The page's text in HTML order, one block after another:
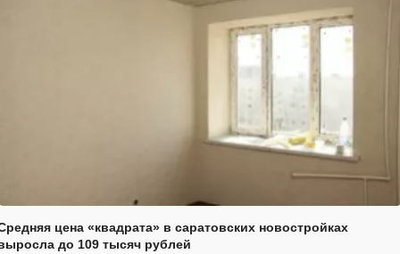
цена «квадрата» в саратовских новостройках
до 109 тысяч рублей